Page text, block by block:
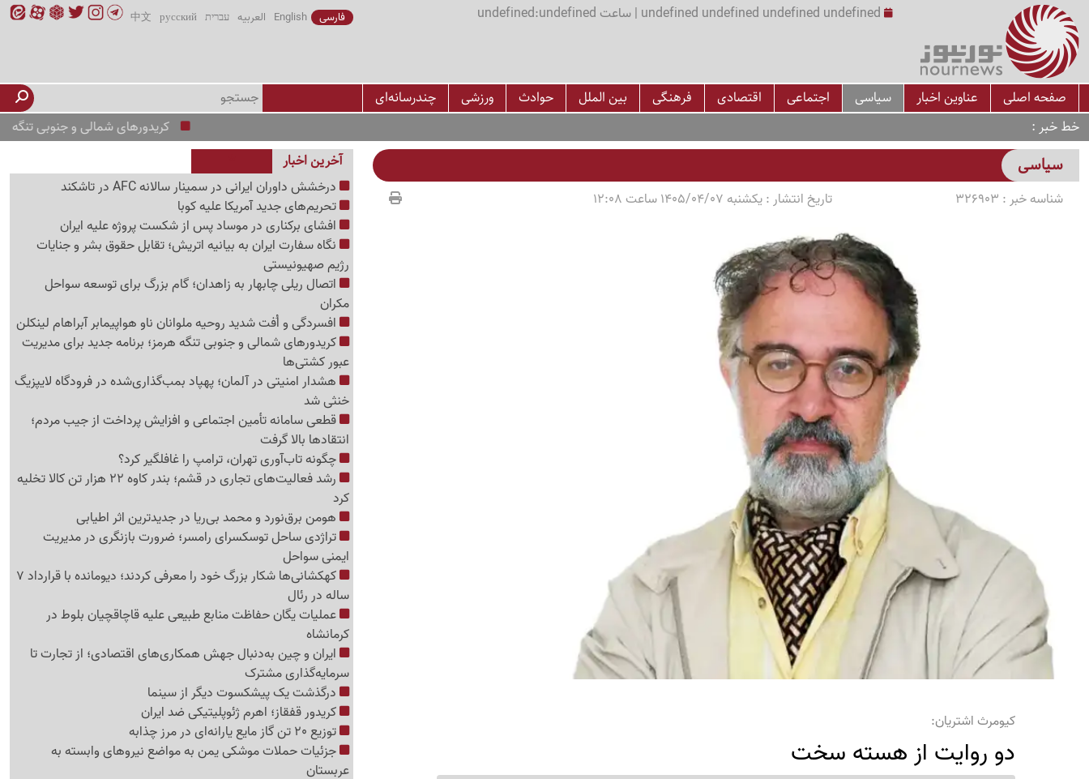
undefined undefined undefined undefined | ساعت undefined:undefined فارسی English العربیه עברית русский
中文
صفحه اصلی عناوین اخبار سیاسی اجتماعی اقتصادی فرهنگی بین الملل حوادث ورزشی
چندرسانه‌ای
خط خبر
کریدورهای شمالی و جنوبی تنگه هرمز؛
سیاسی
شناسه خبر : 326903 تاریخ انتشار :یکشنبه 1405/04/07 ساعت 12:08
کیومرث اشتریان:
دو روایت از هسته سخت
آخرین اخبار
درخشش داوران ایرانی در سمینار سالانه AFC در تاشکند
تحریم‌های جدید آمریکا علیه کوبا
افشای برکناری در موساد پس از شکست پروژه علیه ایران
نگاه سفارت ایران به بیانیه اتریش؛ تقابل حقوق بشر و جنایات
رژیم صهیونیستی
اتصال ریلی چابهار به زاهدان؛ گام بزرگ برای توسعه سواحل
مکران
افسردگی و اُفت شدید روحیه ملوانان ناو هواپیمابر آبراهام لینکلن
کریدورهای شمالی و جنوبی تنگه هرمز؛ برنامه جدید برای مدیریت
عبور کشتی‌ها
هشدار امنیتی در آلمان؛ پهپاد بمب‌گذاری‌شده در فرودگاه لایپزیگ
خنثی شد
قطعی سامانه تأمین اجتماعی و افزایش پرداخت از جیب مردم؛
انتقادها بالا گرفت
چگونه تاب‌آوری تهران، ترامپ را غافلگیر کرد؟
رشد فعالیت‌های تجاری در قشم؛ بندر کاوه 22 هزار تن کالا تخلیه
کرد
هومن برق‌نورد و محمد بی‌ریا در جدیدترین اثر اطیابی
تراژدی ساحل توسکسرای رامسر؛ ضرورت بازنگری در مدیریت
ایمنی سواحل
کهکشانی‌ها شکار بزرگ خود را معرفی کردند؛ دیومانده با قرارداد 7
ساله در رئال
عملیات یگان حفاظت منابع طبیعی علیه قاچاقچیان بلوط در
کرمانشاه
ایران و چین به‌دنبال جهش همکاری‌های اقتصادی؛ از تجارت تا
سرمایه‌گذاری مشترک
درگذشت یک پیشکسوت دیگر از سینما
کریدور قفقاز؛ اهرم ژئوپلیتیکی ضد ایران
توزیع 20 تن گاز مایع یارانه‌ای در مرز چذابه
جزئیات حملات موشکی یمن به مواضع نیروهای وابسته به
عربستان